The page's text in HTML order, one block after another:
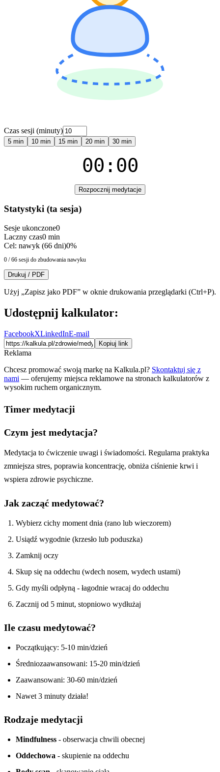
Czas sesji (minuty)
5 min 10 min 15 min 20 min 30 min
00 : 00
Rozpocznij medytacje
Statystyki (ta sesja)
Sesje ukonczone0
Laczny czas0 min
Cel: nawyk (66 dni)0%
0 /66 sesji do zbudowania nawyku
Drukuj / PDF
Użyj „Zapisz jako PDF” w oknie drukowania przeglądarki (Ctrl+P).
Udostępnij kalkulator:
FacebookXLinkedInE-mail
Kopiuj link
Reklama
Chcesz promować swoją markę na Kalkula.pl? Skontaktuj się z
nami — oferujemy miejsca reklamowe na stronach kalkulatorów z
wysokim ruchem organicznym.
Timer medytacji
Czym jest medytacja?
Medytacja to ćwiczenie uwagi i świadomości. Regularna praktyka
zmniejsza stres, poprawia koncentrację, obniża ciśnienie krwi i
wspiera zdrowie psychiczne.
Jak zacząć medytować?
Wybierz cichy moment dnia (rano lub wieczorem)
Usiądź wygodnie (krzesło lub poduszka)
Zamknij oczy
Skup się na oddechu (wdech nosem, wydech ustami)
Gdy myśli odpłyną - łagodnie wracaj do oddechu
Zacznij od 5 minut, stopniowo wydłużaj
Ile czasu medytować?
Początkujący: 5-10 min/dzień
Średniozaawansowani: 15-20 min/dzień
Zaawansowani: 30-60 min/dzień
Nawet 3 minuty działa!
Rodzaje medytacji
Mindfulness - obserwacja chwili obecnej
Oddechowa - skupienie na oddechu